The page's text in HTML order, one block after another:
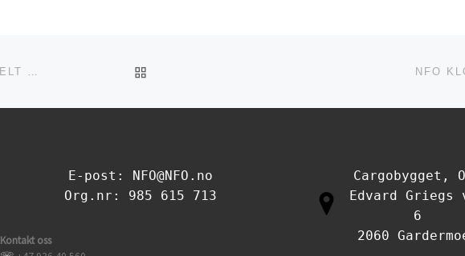
REPRESENTANTSKAPSMØTE 2012, TROND HEDSTEN TILDELT KLOSSEN NFO
E-post: NFO@NFO.no
Org.nr: 985 615 713
Kontakt oss
Cargobygget,
Edvard Griegs
6
2060